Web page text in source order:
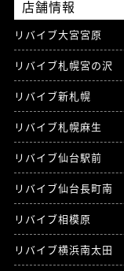
店舗情報
リバイブ大宮宮原
リバイブ札幌宮の沢
リバイブ新札幌
リバイブ札幌麻生
リバイブ仙台駅前
リバイブ仙台長町南
リバイブ相模原
リバイブ横浜南太田